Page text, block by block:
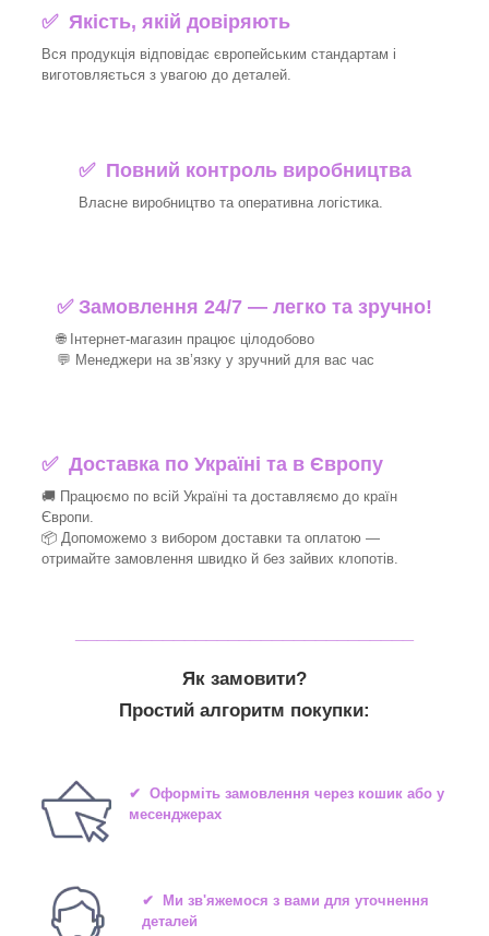
✅ Якість, якій довіряють
Вся продукція відповідає європейським стандартам і
виготовляється з увагою до деталей.
✅ Повний контроль виробництва
Власне виробництво та оперативна логістика.
✅ Замовлення 24/7 — легко та зручно!
🌐 Інтернет-магазин працює цілодобово
💬 Менеджери на зв’язку у зручний для вас час
✅Доставка по Україні та в Європу
🚚 Працюємо по всій Україні та доставляємо до країн
Європи.
📦 Допоможемо з вибором доставки та оплатою —
отримайте замовлення швидко й без зайвих клопотів.
Як замовити?
Простий алгоритм покупки:
✔ Оформіть замовлення через кошик або у
месенджерах
✔ Ми зв'яжемося з вами для уточнення
деталей